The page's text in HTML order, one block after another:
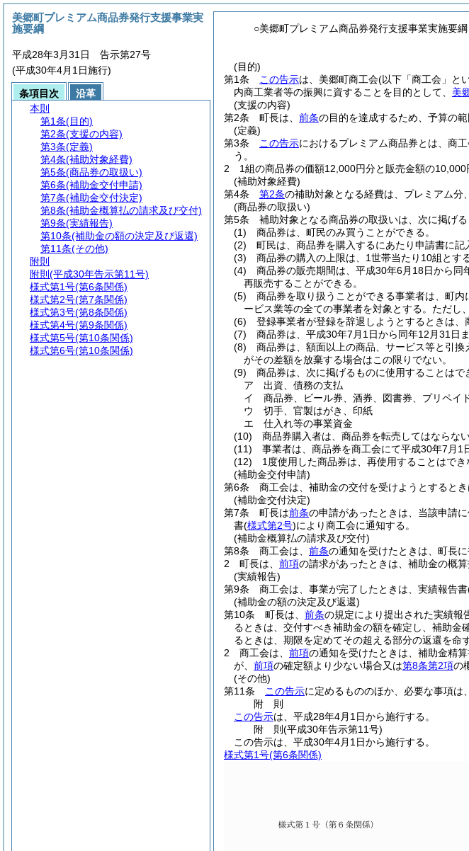
○美郷町プレミアム商品券発行支援事業実施要綱
(目的)
第1条
この告示は、美郷町商工会(以下「商工会」と
内商工業者等の振興に資することを目的として、 美
(支援の内容)
第2条
町長は、 前条の目的を達成するため、予算の
(定義)
第3条
この告示におけるプレミアム商品券とは、商
う。
2
1組の商品券の価額12,000円分と販売金額の10,000
(補助対象経費)
第4条
第2条の補助対象となる経費は、プレミアム分
(商品券の取扱い)
第5条
補助対象となる商品券の取扱いは、次に掲げる
(1)
商品券は、町民のみ買うことができる。
(2)
町民は、商品券を購入するにあたり申請書に記
(3)
商品券の購入の上限は、1世帯当たり10組とする
(4)
商品券の販売期間は、平成30年6月18日から同
再販売することができる。
(5)
商品券を取り扱うことができる事業者は、町
ービス業等の全ての事業者を対象とする。 ただし
(6)
登録事業者が登録を辞退しようとするときは、
(7)
商品券は、平成30年7月1日から同年12月31日
(8)
商品券は、額面以上の商品、サービス等と引
がその差額を放棄する場合はこの限りでない。
(9)
商品券は、次に掲げるものに使用することはで
ア
出資、債務の支払
イ
商品券、ビール券、酒券、図書券、プリペイ
ウ
切手、官製はがき、印紙
エ
仕入れ等の事業資金
(10)
商品券購入者は、商品券を転売してはならない
(11)
事業者は、商品券を商工会にて平成30年7月1
(12)
1度使用した商品券は、再使用することはでき
(補助金交付申請)
第6条
商工会は、補助金の交付を受けようとすると
(補助金交付決定)
第7条
町長は前条の申請があったときは、当該申請
書(様式第2号)により商工会に通知する。
(補助金概算払の請求及び交付)
第8条
商工会は、 前条の通知を受けたときは、町長
2
町長は、 前項の請求があったときは、補助金の概算
(実績報告)
第9条
商工会は、事業が完了したときは、実績報告書
(補助金の額の決定及び返還)
第10条
町長は、 前条の規定により提出された実績報
るときは、交付すべき補助金の額を確定し、補助金
るときは、期限を定めてその超える部分の返還を命
2
商工会は、 前項の通知を受けたときは、補助金精
が、 前項の確定額より少ない場合又は第8条第2項の
(その他)
第11条
この告示に定めるもののほか、必要な事項は
附 則
この告示は、平成28年4月1日から施行する。
附 則(平成30年告示第11号)
この告示は、平成30年4月1日から施行する。
様式第1号(第6条関係)
美郷町プレミアム商品券発行支援事業実
施要綱
平成28年3月31日 告示第27号
(平成30年4月1日施行)
条項目次
沿革
本則
第1条(目的)
第2条(支援の内容)
第3条(定義)
第4条(補助対象経費)
第5条(商品券の取扱い)
第6条(補助金交付申請)
第7条(補助金交付決定)
第8条(補助金概算払の請求及び交付)
第9条(実績報告)
第10条(補助金の額の決定及び返還)
第11条(その他)
附則
附則 (平成30年告示第11号)
様式第1号(第6条関係)
様式第2号(第7条関係)
様式第3号(第8条関係)
様式第4号(第9条関係)
様式第5号(第10条関係)
様式第6号(第10条関係)